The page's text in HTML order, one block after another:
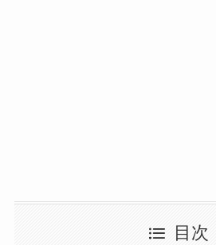
目次